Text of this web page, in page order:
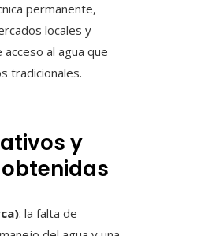
permanente,
locales y
al agua que
tradicionales.
y
: la falta de